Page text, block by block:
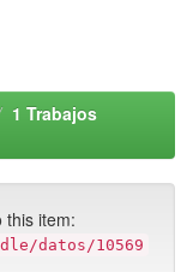
1 Trabajos
this item:
datos/10569